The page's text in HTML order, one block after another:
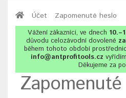
Účet Zapomenuté heslo
Vážení zákazníci, ve dnech
důvodu celozávodní dovolené
během tohoto období
info@antprofitools.cz
Děkujeme za